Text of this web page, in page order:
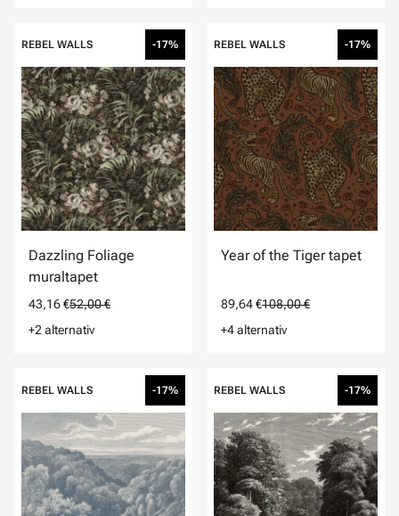
REBEL WALLS -17%
Dazzling Foliage
muraltapet
43,16 €52,00 €
+2 alternativ
REBEL WALLS -17%
Year of the Tiger tapet
89,64 €108,00 €
+4 alternativ
REBEL WALLS -17% REBEL WALLS -17%